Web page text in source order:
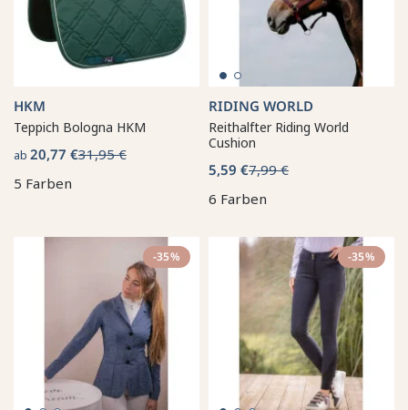
HKM
Teppich Bologna HKM
ab 20,77 €31,95 €
5 Farben
RIDING WORLD
Reithalfter Riding World
Cushion
5,59 €7,99 €
6 Farben
-35% -35%